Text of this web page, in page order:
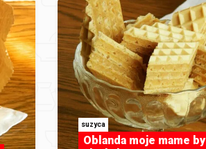
suzyca
Oblanda moje mame by